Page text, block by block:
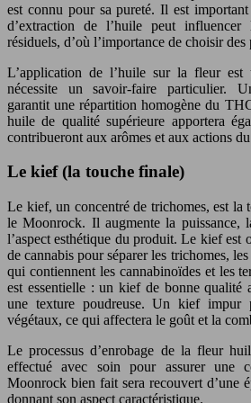
est connu pour sa pureté. Il est
d’extraction de l’huile peut influencer
résiduels, d’où l’importance de choisir
L’application de l’huile sur la fleur est
nécessite un savoir-faire particulier.
garantit une répartition homogène du
huile de qualité supérieure apportera
contribueront aux arômes et aux actions
Le kief (la touche finale)
Le kief, un concentré de trichomes, est la
le Moonrock. Il augmente la puissance,
l’aspect esthétique du produit. Le kief est
de cannabis pour séparer les trichomes,
qui contiennent les cannabinoïdes et les
est essentielle : un kief de bonne qualité
une texture poudreuse. Un kief impur
végétaux, ce qui affectera le goût et la
Le processus d’enrobage de la fleur
effectué avec soin pour assurer une
Moonrock bien fait sera recouvert d’une
donnant son aspect caractéristique.